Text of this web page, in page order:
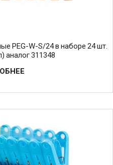
PEG-W-S/24 в наборе 24 шт.
аналог 311348